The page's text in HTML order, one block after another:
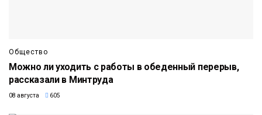
Общество
Можно ли уходить с работы в обеденный перерыв,
рассказали в Минтруда
08 августа 605